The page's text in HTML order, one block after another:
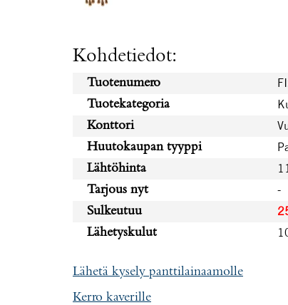
Kohdetiedot:
Tuotenumero
Tuotekategoria
Konttori
Huutokaupan tyyppi
Lähtöhinta
Tarjous nyt -
Sulkeutuu
Lähetyskulut
Lähetä kysely panttilainaamolle
Kerro kaverille